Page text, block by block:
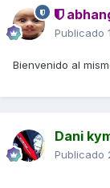
Publicado
Bienvenido al
Dani
Publicado